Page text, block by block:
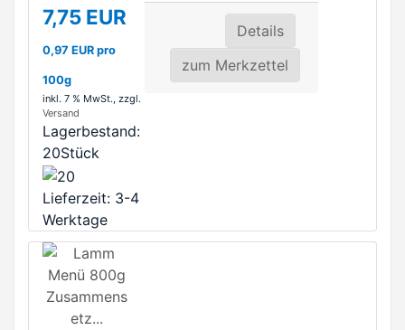
7,75 EUR
0,97 EUR pro
100g
inkl. 7 % MwSt., zzgl.
Versand
Lagerbestand:
20Stück
Lieferzeit: 3-4
Werktage
Details
zum Merkzettel